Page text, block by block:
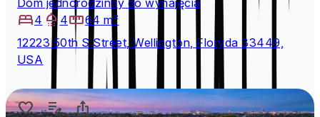
4
4
64 m²
12223 50th S Street, Wellington, Floryda 33449,
USA